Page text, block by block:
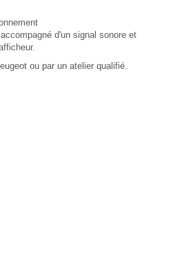
d'un signal sonore et
ou par un atelier qualifié.